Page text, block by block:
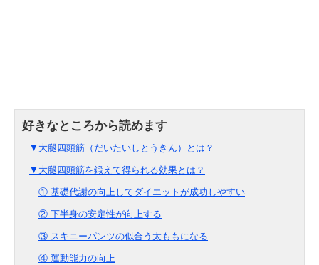
▼大腿四頭筋（だいたいしとうきん）とは？
▼大腿四頭筋を鍛えて得られる効果とは？
① 基礎代謝の向上してダイエットが成功しやすい
② 下半身の安定性が向上する
③ スキニーパンツの似合う太ももになる
④ 運動能力の向上